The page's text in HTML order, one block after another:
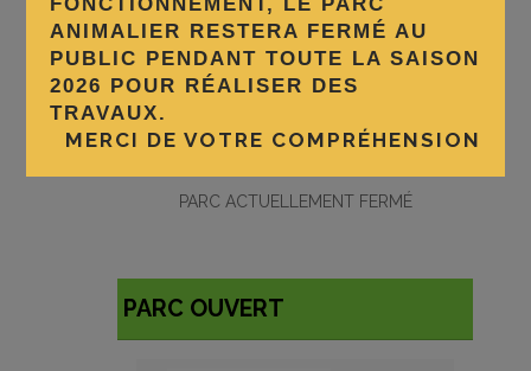
LE PARC EST FERMÉ
PROCHAINE OUVERTURE DU
PARC ACTUELLEMENT FERMÉ
PARC OUVERT
ANIMALIER RESTERA FERMÉ AU
PUBLIC PENDANT TOUTE LA SAISON
2026 POUR RÉALISER DES
TRAVAUX.
MERCI DE VOTRE COMPRÉHENSION